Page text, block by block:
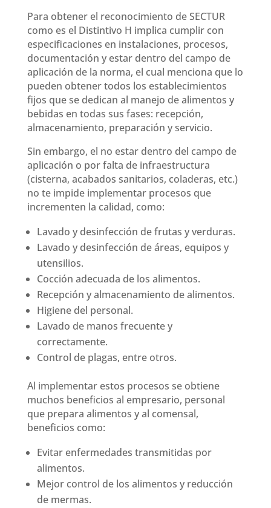
Para obtener el reconocimiento de SECTUR
como es el Distintivo H implica cumplir con
especificaciones en instalaciones, procesos,
documentación y estar dentro del campo de
aplicación de la norma, el cual menciona que lo
pueden obtener todos los establecimientos
fijos que se dedican al manejo de alimentos y
bebidas en todas sus fases: recepción,
almacenamiento, preparación y servicio.
Sin embargo, el no estar dentro del campo de
aplicación o por falta de infraestructura
(cisterna, acabados sanitarios, coladeras, etc.)
no te impide implementar procesos que
incrementen la calidad, como:
Lavado y desinfección de frutas y verduras.
Lavado y desinfección de áreas, equipos y
utensilios.
Cocción adecuada de los alimentos.
Recepción y almacenamiento de alimentos.
Higiene del personal.
Lavado de manos frecuente y
correctamente.
Control de plagas, entre otros.
Al implementar estos procesos se obtiene
muchos beneficios al empresario, personal
que prepara alimentos y al comensal,
beneficios como:
Evitar enfermedades transmitidas por
alimentos.
Mejor control de los alimentos y reducción
de mermas.